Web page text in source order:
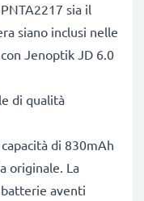
sia il
siano inclusi nelle
Jenoptik JD 6.0
di qualità
di 830mAh
originale. La
aventi